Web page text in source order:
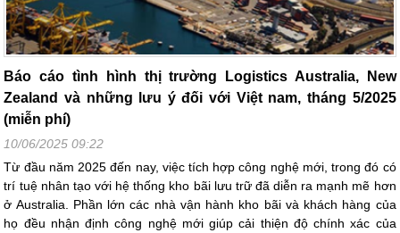
Báo cáo tình hình thị trường Logistics Australia, New
Zealand và những lưu ý đối với Việt nam, tháng 5/2025
(miễn phí)
10/06/2025 09:22
Từ đầu năm 2025 đến nay, việc tích hợp công nghệ mới, trong đó có
trí tuệ nhân tạo với hệ thống kho bãi lưu trữ đã diễn ra mạnh mẽ hơn
ở Australia. Phần lớn các nhà vận hành kho bãi và khách hàng của
họ đều nhận định công nghệ mới giúp cải thiện độ chính xác của